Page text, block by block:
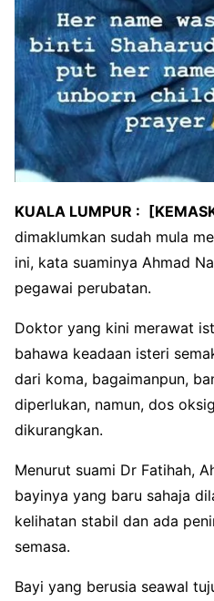
KUALA LUMPUR :
dimaklumkan sudah mula
ini, kata suaminya Ahmad
pegawai perubatan.
Doktor yang kini merawat
bahawa keadaan isteri
dari koma, bagaimanpun,
diperlukan, namun, dos
dikurangkan.
Menurut suami Dr Fatihah,
bayinya yang baru sahaja
kelihatan stabil dan ada
semasa.
Bayi yang berusia seawal